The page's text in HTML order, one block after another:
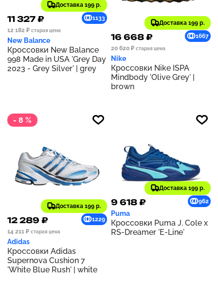
Доставка 199 р.
11 327 ₽
1133
12 182 ₽ старая цена
New Balance
Кроссовки New Balance
998 Made in USA 'Grey Day
2023 - Grey Silver' | grey
Доставка 199 р.
16 668 ₽
1667
20 620 ₽ старая цена
Nike
Кроссовки Nike ISPA
Mindbody 'Olive Grey' |
brown
- 8 %
Доставка 199 р.
12 289 ₽
1229
14 211 ₽ старая цена
Adidas
Кроссовки Adidas
Supernova Cushion 7
'White Blue Rush' | white
Доставка 199 р.
9 618 ₽ 962
Puma
Кроссовки Puma J. Cole x
RS-Dreamer 'E-Line'